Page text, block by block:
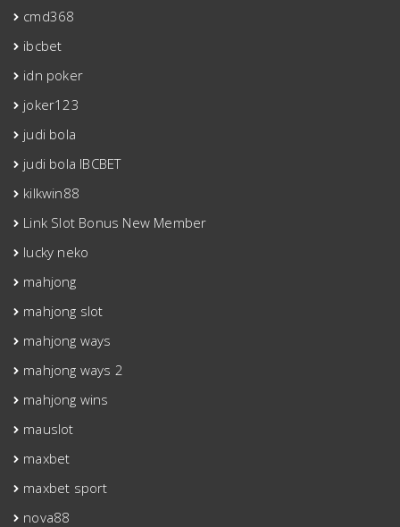
cmd368
ibcbet
idn poker
joker123
judi bola
judi bola IBCBET
kilkwin88
Link Slot Bonus New Member
lucky neko
mahjong
mahjong slot
mahjong ways
mahjong ways 2
mahjong wins
mauslot
maxbet
maxbet sport
nova88